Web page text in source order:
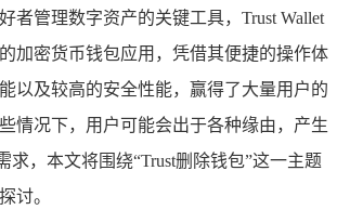
者管理数字资产的关键工具，Trust Wallet
加密货币钱包应用，凭借其便捷的操作体
以及较高的安全性能，赢得了大量用户的
情况下，用户可能会出于各种缘由，产生
求，本文将围绕“Trust删除钱包”这一主题
讨。